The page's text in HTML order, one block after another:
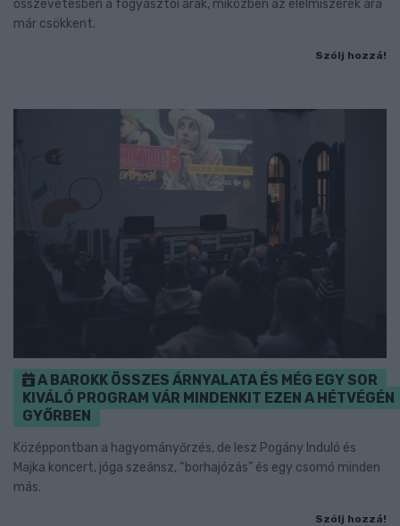
összevetésben a fogyasztói árak, miközben az élelmiszerek ára
már csökkent.
Szólj hozzá!
A BAROKK ÖSSZES ÁRNYALATA ÉS MÉG EGY SOR
KIVÁLÓ PROGRAM VÁR MINDENKIT EZEN A HÉTVÉGÉN
GYŐRBEN
Középpontban a hagyományőrzés, de lesz Pogány Induló és
Majka koncert, jóga szeánsz, “borhajózás” és egy csomó minden
más.
Szólj hozzá!